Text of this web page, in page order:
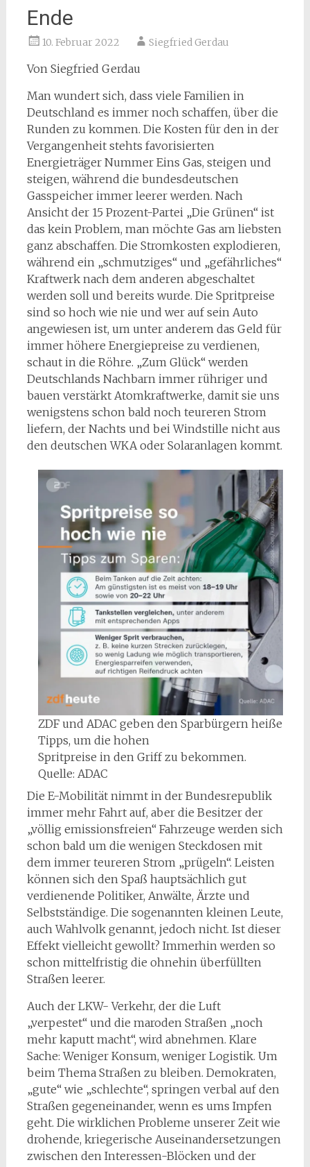
Ende
10. Februar 2022 Siegfried Gerdau
Von Siegfried Gerdau
Man wundert sich, dass viele Familien in
Deutschland es immer noch schaffen, über die
Runden zu kommen. Die Kosten für den in der
Vergangenheit stehts favorisierten
Energieträger Nummer Eins Gas, steigen und
steigen, während die bundesdeutschen
Gasspeicher immer leerer werden. Nach
Ansicht der 15 Prozent-Partei „Die Grünen“ ist
das kein Problem, man möchte Gas am liebsten
ganz abschaffen. Die Stromkosten explodieren,
während ein „schmutziges“ und „gefährliches“
Kraftwerk nach dem anderen abgeschaltet
werden soll und bereits wurde. Die Spritpreise
sind so hoch wie nie und wer auf sein Auto
angewiesen ist, um unter anderem das Geld für
immer höhere Energiepreise zu verdienen,
schaut in die Röhre. „Zum Glück“ werden
Deutschlands Nachbarn immer rühriger und
bauen verstärkt Atomkraftwerke, damit sie uns
wenigstens schon bald noch teureren Strom
liefern, der Nachts und bei Windstille nicht aus
den deutschen WKA oder Solaranlagen kommt.
ZDF und ADAC geben den Sparbürgern heiße
Tipps, um die hohen
Spritpreise in den Griff zu bekommen.
Quelle: ADAC
Die E-Mobilität nimmt in der Bundesrepublik
immer mehr Fahrt auf, aber die Besitzer der
„völlig emissionsfreien“ Fahrzeuge werden sich
schon bald um die wenigen Steckdosen mit
dem immer teureren Strom „prügeln“. Leisten
können sich den Spaß hauptsächlich gut
verdienende Politiker, Anwälte, Ärzte und
Selbstständige. Die sogenannten kleinen Leute,
auch Wahlvolk genannt, jedoch nicht. Ist dieser
Effekt vielleicht gewollt? Immerhin werden so
schon mittelfristig die ohnehin überfüllten
Straßen leerer.
Auch der LKW- Verkehr, der die Luft
„verpestet“ und die maroden Straßen „noch
mehr kaputt macht“, wird abnehmen. Klare
Sache: Weniger Konsum, weniger Logistik. Um
beim Thema Straßen zu bleiben. Demokraten,
„gute“ wie „schlechte“, springen verbal auf den
Straßen gegeneinander, wenn es ums Impfen
geht. Die wirklichen Probleme unserer Zeit wie
drohende, kriegerische Auseinandersetzungen
zwischen den Interessen-Blöcken und der